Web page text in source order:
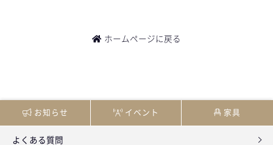
ホームページに戻る
お知らせ イベント 家具
よくある質問